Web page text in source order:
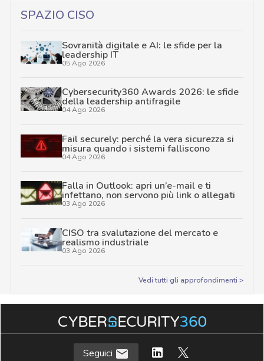
SPAZIO CISO
Sovranità digitale e AI: le sfide per la
leadership IT
05 Ago 2026
Cybersecurity360 Awards 2026: le sfide
della leadership antifragile
04 Ago 2026
Fail securely: perché la vera sicurezza si
misura quando i sistemi falliscono
04 Ago 2026
Falla in Outlook: apri un’e-mail e ti
infettano, non servono più link o allegati
03 Ago 2026
CISO tra svalutazione del mercato e
realismo industriale
03 Ago 2026
Vedi tutti gli approfondimenti >
Seguici